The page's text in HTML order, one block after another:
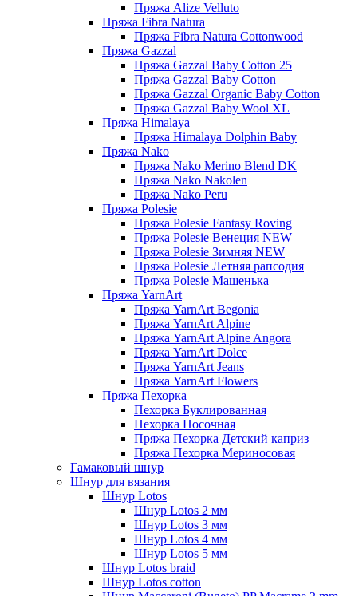
Пряжа Alize Velluto
Пряжа Fibra Natura
Пряжа Fibra Natura Cottonwood
Пряжа Gazzal
Пряжа Gazzal Baby Cotton 25
Пряжа Gazzal Baby Cotton
Пряжа Gazzal Organic Baby Cotton
Пряжа Gazzal Baby Wool XL
Пряжа Himalaya
Пряжа Himalaya Dolphin Baby
Пряжа Nako
Пряжа Nako Merino Blend DK
Пряжа Nako Nakolen
Пряжа Nako Peru
Пряжа Polesie
Пряжа Polesie Fantasy Roving
Пряжа Polesie Венеция NEW
Пряжа Polesie Зимняя NEW
Пряжа Polesie Летняя рапсодия
Пряжа Polesie Машенька
Пряжа YarnArt
Пряжа YarnArt Begonia
Пряжа YarnArt Alpine
Пряжа YarnArt Alpine Angora
Пряжа YarnArt Dolce
Пряжа YarnArt Jeans
Пряжа YarnArt Flowers
Пряжа Пехорка
Пехорка Буклированная
Пехорка Носочная
Пряжа Пехорка Детский каприз
Пряжа Пехорка Мериносовая
Гамаковый шнур
Шнур для вязания
Шнур Lotos
Шнур Lotos 2 мм
Шнур Lotos 3 мм
Шнур Lotos 4 мм
Шнур Lotos 5 мм
Шнур Lotos braid
Шнур Lotos cotton